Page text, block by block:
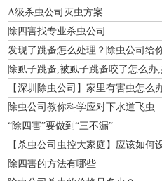
A级杀虫公司灭虫方案
除四害找专业杀虫公司
发现了跳蚤怎么处理？除虫公司给
除虱子跳蚤,被虱子跳蚤咬了怎么办
【深圳除虫公司】家里有害虫怎
题！
除虫公司教你科学应对下水道飞虫
“除四害”要做到“三不漏”
【杀虫公司虫控大家庭】应该如何
除四害的方法有哪些